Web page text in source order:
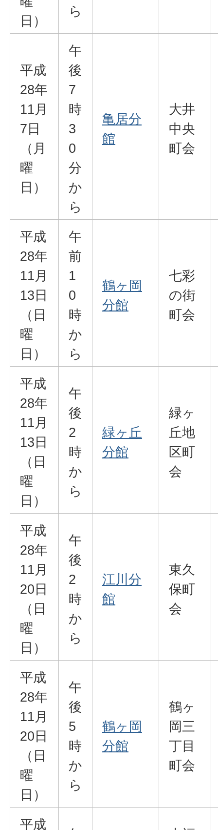
日）
ら
平成
28年
11月
7日
（月
曜
日）
午
後
7
時
3
0
分
か
ら
亀居分
館
大井
中央
町会
平成
28年
11月
13日
（日
曜
日）
午
前
1
0
時
か
ら
鶴ヶ岡
分館
七彩
の街
町会
平成
28年
11月
13日
（日
曜
日）
午
後
2
時
か
ら
緑ヶ丘
分館
緑ヶ
丘地
区町
会
平成
28年
11月
20日
（日
曜
日）
午
後
2
時
か
ら
江川分
館
東久
保町
会
平成
28年
11月
20日
（日
曜
日）
午
後
5
時
か
ら
鶴ヶ岡
分館
鶴ヶ
岡三
丁目
町会
平成